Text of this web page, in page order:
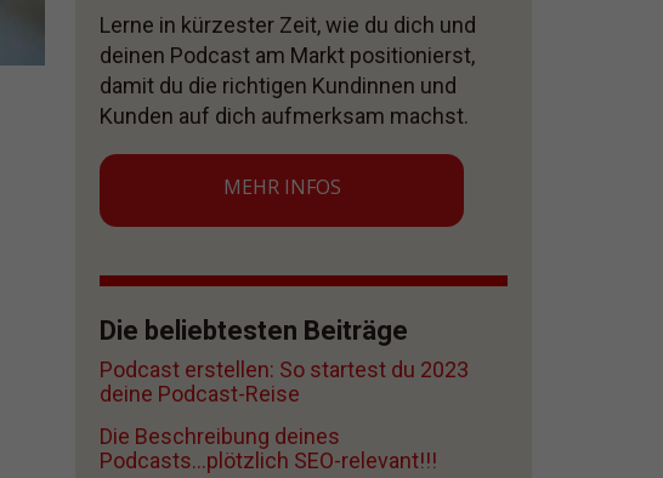
Lerne in kürzester Zeit, wie du dich und
deinen Podcast am Markt positionierst,
damit du die richtigen Kundinnen und
Kunden auf dich aufmerksam machst.
MEHR INFOS
Die beliebtesten Beiträge
Podcast erstellen: So startest du 2023
deine Podcast-Reise
Die Beschreibung deines
Podcasts...plötzlich SEO-relevant!!!